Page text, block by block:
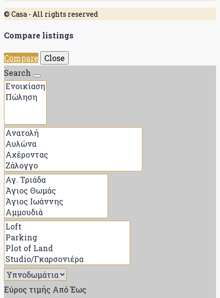
© Casa - All rights reserved
Compare listings
Compare
Close
Search
Εύρος τιμής ΑπόΈως